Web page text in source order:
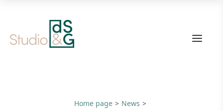
home
page
Home page News